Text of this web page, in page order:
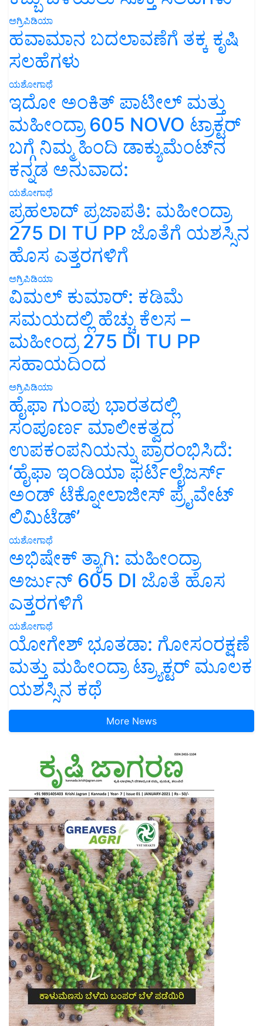
ಅಗ್ರಿಪಿಡಿಯಾ
ಹವಾಮಾನ ಬದಲಾವಣೆಗೆ ತಕ್ಕ ಕೃಷಿ
ಸಲಹೆಗಳು
ಯಶೋಗಾಥೆ
ಇದೋ ಅಂಕಿತ್ ಪಾಟೀಲ್ ಮತ್ತು
ಮಹೀಂದ್ರಾ 605 NOVO ಟ್ರಾಕ್ಟರ್
ಬಗ್ಗೆ ನಿಮ್ಮ ಹಿಂದಿ ಡಾಕ್ಯುಮೆಂಟ್‌ನ
ಕನ್ನಡ ಅನುವಾದ:
ಯಶೋಗಾಥೆ
ಪ್ರಹಲಾದ್ ಪ್ರಜಾಪತಿ: ಮಹೀಂದ್ರಾ
275 DI TU PP ಜೊತೆಗೆ ಯಶಸ್ಸಿನ
ಹೊಸ ಎತ್ತರಗಳಿಗೆ
ಅಗ್ರಿಪಿಡಿಯಾ
ವಿಮಲ್ ಕುಮಾರ್: ಕಡಿಮೆ
ಸಮಯದಲ್ಲಿ ಹೆಚ್ಚು ಕೆಲಸ –
ಮಹೀಂದ್ರ 275 DI TU PP
ಸಹಾಯದಿಂದ
ಅಗ್ರಿಪಿಡಿಯಾ
ಹೈಫಾ ಗುಂಪು ಭಾರತದಲ್ಲಿ
ಸಂಪೂರ್ಣ ಮಾಲೀಕತ್ವದ
ಉಪಕಂಪನಿಯನ್ನು ಪ್ರಾರಂಭಿಸಿದೆ:
‘ಹೈಫಾ ಇಂಡಿಯಾ ಫರ್ಟಿಲೈಜರ್ಸ್
ಅಂಡ್ ಟೆಕ್ನೋಲಾಜೀಸ್ ಪ್ರೈವೇಟ್
ಲಿಮಿಟೆಡ್’
ಯಶೋಗಾಥೆ
ಅಭಿಷೇಕ್ ತ್ಯಾಗಿ: ಮಹೀಂದ್ರಾ
ಅರ್ಜುನ್ 605 DI ಜೊತೆ ಹೊಸ
ಎತ್ತರಗಳಿಗೆ
ಯಶೋಗಾಥೆ
ಯೋಗೇಶ್ ಭೂತಡಾ: ಗೋಸಂರಕ್ಷಣೆ
ಮತ್ತು ಮಹೀಂದ್ರಾ ಟ್ರ್ಯಾಕ್ಟರ್ ಮೂಲಕ
ಯಶಸ್ಸಿನ ಕಥೆ
More News